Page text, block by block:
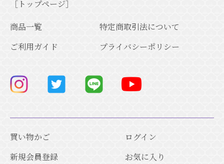
［トップページ］
商品一覧
特定商取引法について
ご利用ガイド
プライバシーポリシー
買い物かご
ログイン
新規会員登録
お気に入り